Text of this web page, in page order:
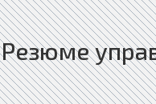
Резюме